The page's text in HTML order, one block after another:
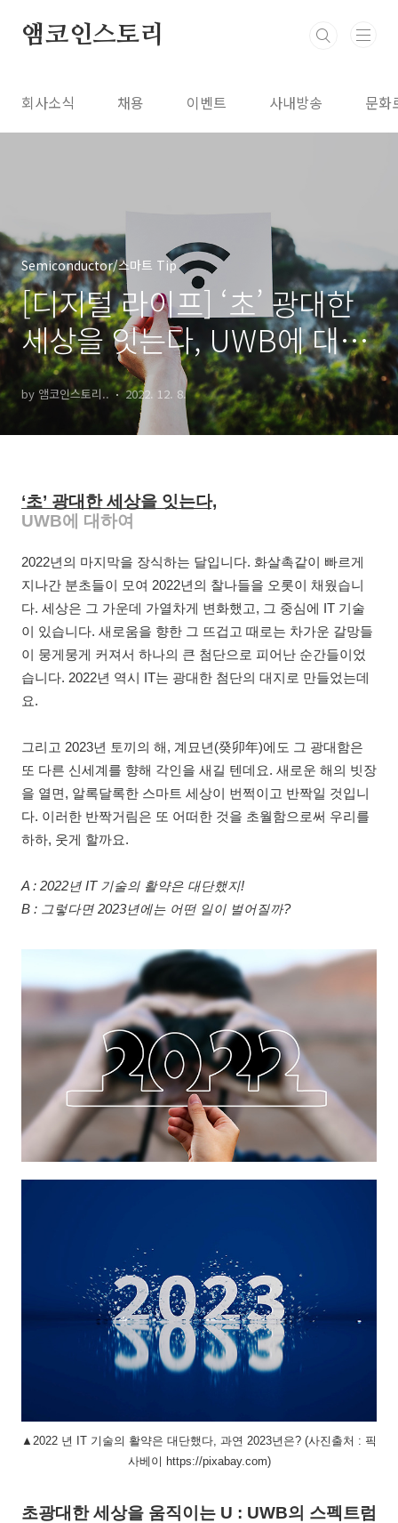
앰코인스토리
회사소식 채용 이벤트 사내방송 문화
Semiconductor/스마트 Tip
[디지털 라이프] ‘초’ 광대한
세상을 잇는다, UWB에 대하
여
by 앰코인스토리.. 2022. 12. 8.
‘초’ 광대한 세상을 잇는다,
UWB에 대하여
2022년의 마지막을 장식하는 달입니다. 화살촉같이 빠르게
지나간 분초들이 모여 2022년의 찰나들을 오롯이 채웠습니
다. 세상은 그 가운데 가열차게 변화했고, 그 중심에 IT 기술
이 있습니다. 새로움을 향한 그 뜨겁고 때로는 차가운 갈망들
이 뭉게뭉게 커져서 하나의 큰 첨단으로 피어난 순간들이었
습니다. 2022년 역시 IT는 광대한 첨단의 대지로 만들었는데
요.
그리고 2023년 토끼의 해, 계묘년(癸卯年)에도 그 광대함은
또 다른 신세계를 향해 각인을 새길 텐데요. 새로운 해의 빗장
을 열면, 알록달록한 스마트 세상이 번쩍이고 반짝일 것입니
다. 이러한 반짝거림은 또 어떠한 것을 초월함으로써 우리를
하하, 웃게 할까요.
A : 2022년 IT 기술의 활약은 대단했지!
B : 그렇다면 2023년에는 어떤 일이 벌어질까?
▲2022 년 IT 기술의 활약은 대단했다, 과연 2023년은? (사진출처 : 픽
사베이 https://pixabay.com)
초광대한 세상을 움직이는 U : UWB의 스펙트럼